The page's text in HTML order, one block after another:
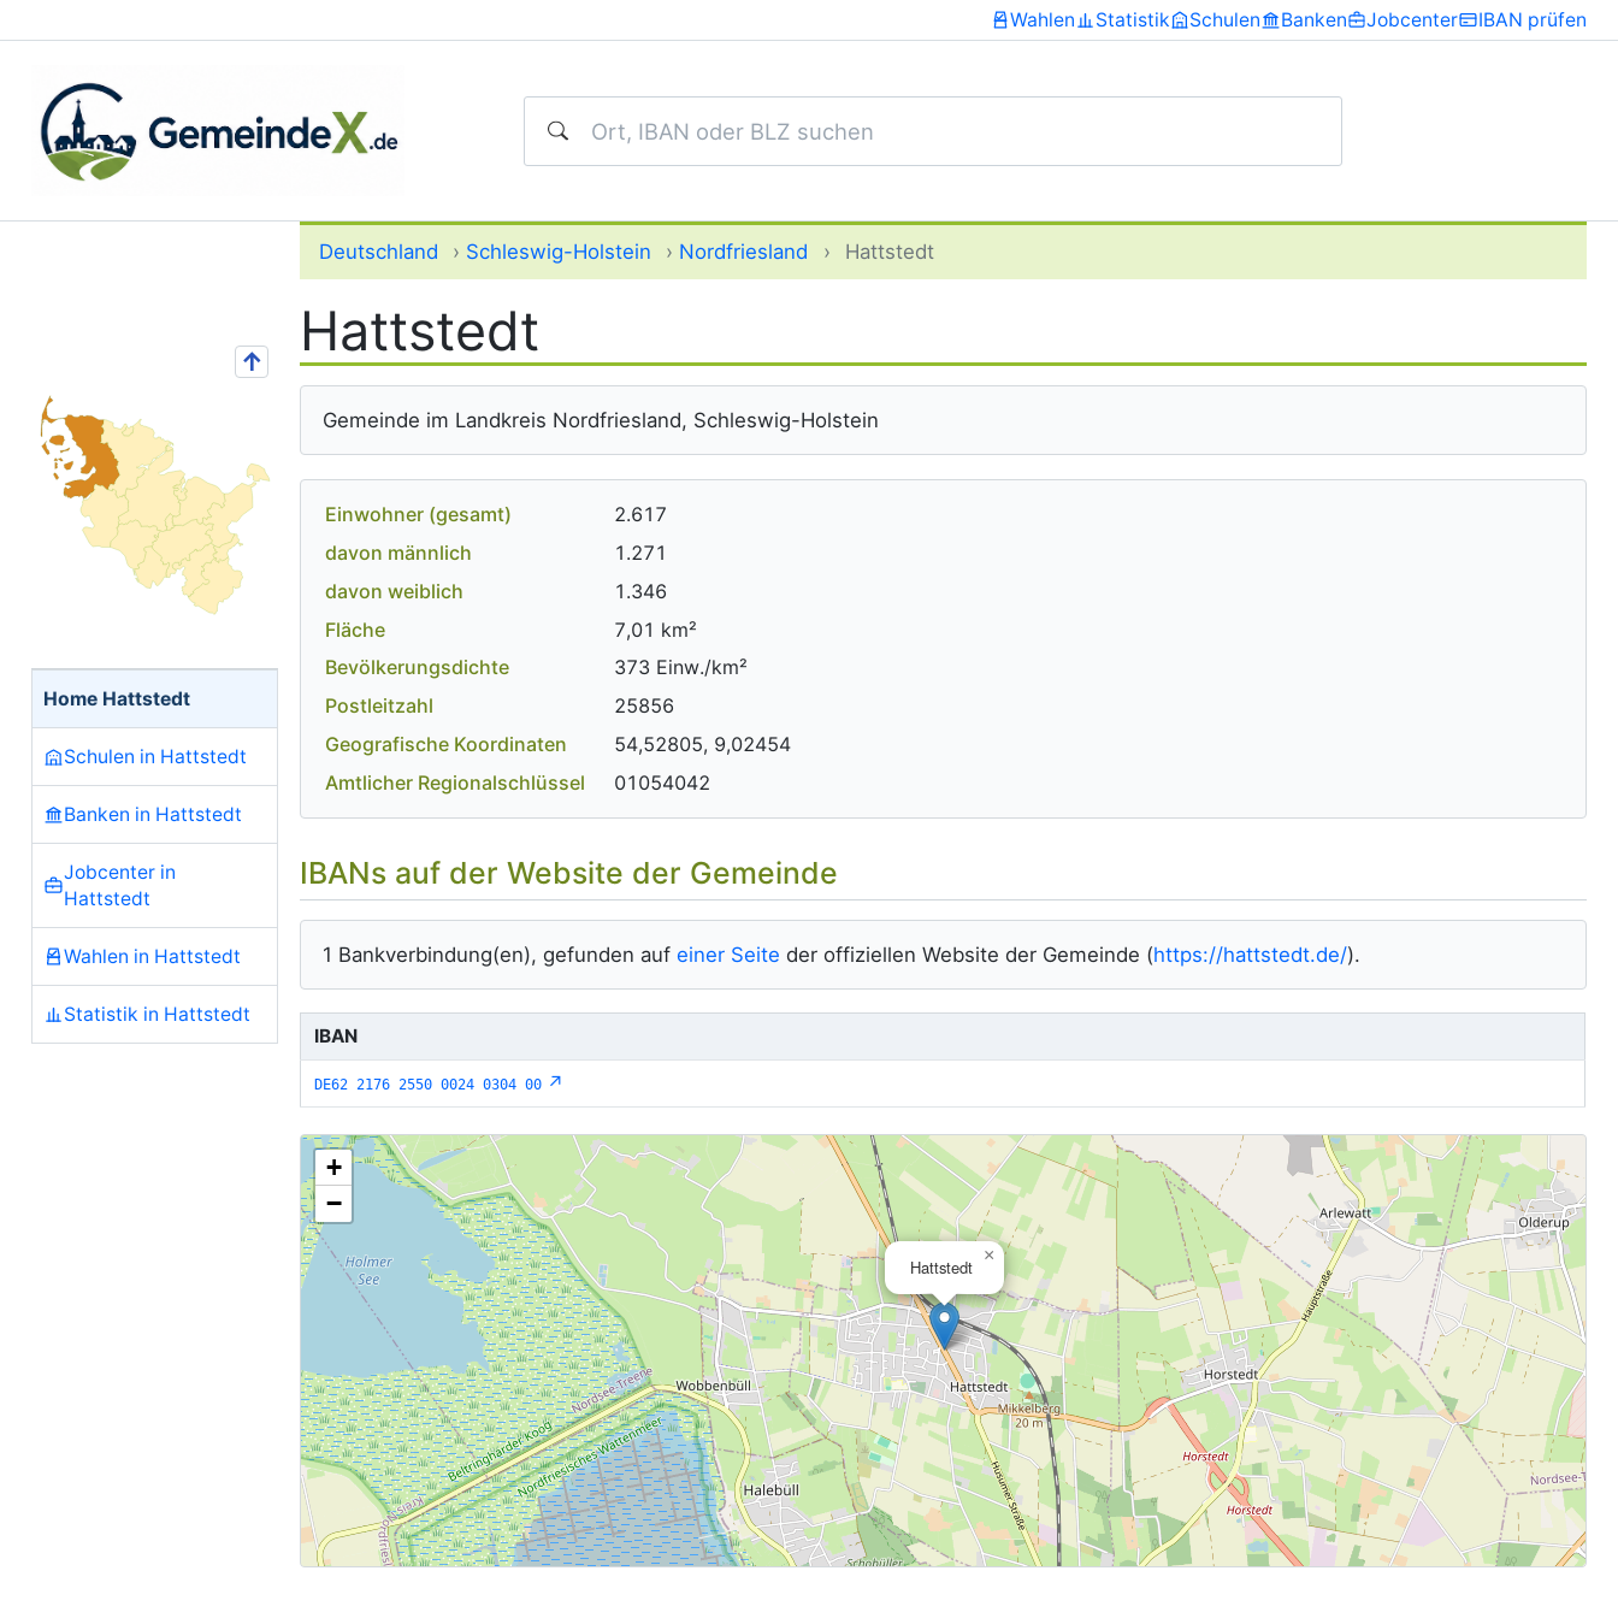
Wahlen Statistik Schulen Banken Jobcenter IBAN prüfen
↑
Home Hattstedt
Schulen in Hattstedt
Banken in Hattstedt
Jobcenter in
Hattstedt
Wahlen in Hattstedt
Statistik in Hattstedt
Deutschland › Schleswig-Holstein › Nordfriesland › Hattstedt
Hattstedt
Gemeinde im Landkreis Nordfriesland, Schleswig-Holstein
Einwohner (gesamt)
2.617
davon männlich
1.271
davon weiblich
1.346
Fläche
7,01 km²
Bevölkerungsdichte
373 Einw./km²
Postleitzahl
25856
Geografische Koordinaten
54,52805, 9,02454
Amtlicher Regionalschlüssel
01054042
IBANs auf der Website der Gemeinde
1 Bankverbindung(en), gefunden aufeiner Seite der offiziellen Website der Gemeinde (https://hattstedt.de/).
IBAN
DE62 2176 2550 0024 0304 00 ↗
Hattstedt
×
+
−